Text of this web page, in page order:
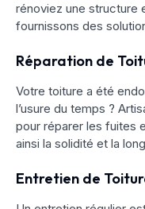
rénoviez une structure
fournissons des
Réparation de
Votre toiture a été
l’usure du temps ?
pour réparer les fuites
ainsi la solidité et la
Entretien de